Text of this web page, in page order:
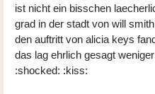
ist nicht ein bisschen
grad in der stadt von will
den auftritt von alicia keys
das lag ehrlich gesagt
:shocked: :kiss: